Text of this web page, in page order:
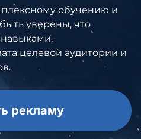
обучению и
уверены, что
целевой аудитории и
рекламу